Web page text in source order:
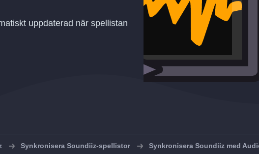
uppdaterad när spellistan
Synkronisera Soundiiz-spellistor Synkronisera Soundiiz med